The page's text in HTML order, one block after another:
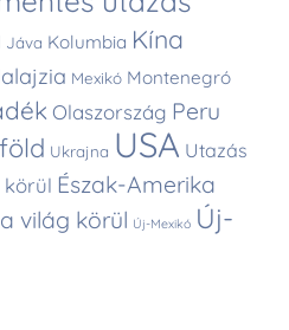
Jáva Kolumbia Kína
Mexikó Montenegró
Olaszország Peru
Ukrajna USA Utazás
Észak-Amerika
világ körül Új-Mexikó Új-